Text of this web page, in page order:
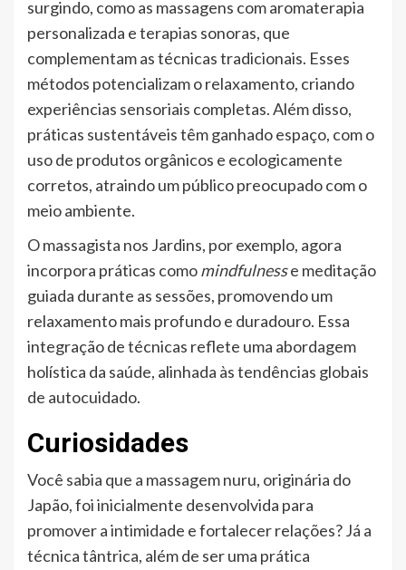
surgindo, como as massagens com aromaterapia
personalizada e terapias sonoras, que
complementam as técnicas tradicionais. Esses
métodos potencializam o relaxamento, criando
experiências sensoriais completas. Além disso,
práticas sustentáveis têm ganhado espaço, com o
uso de produtos orgânicos e ecologicamente
corretos, atraindo um público preocupado com o
meio ambiente.
O massagista nos Jardins, por exemplo, agora
incorpora práticas comomindfulnesse meditação
guiada durante as sessões, promovendo um
relaxamento mais profundo e duradouro. Essa
integração de técnicas reflete uma abordagem
holística da saúde, alinhada às tendências globais
de autocuidado.
Curiosidades
Você sabia que a massagem nuru, originária do
Japão, foi inicialmente desenvolvida para
promover a intimidade e fortalecer relações? Já a
técnica tântrica, além de ser uma prática